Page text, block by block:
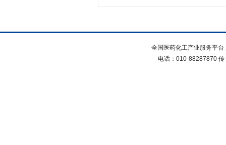
全国医药化工产业服务平
电话：010-88287870